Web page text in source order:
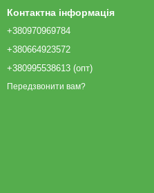
Контактна інформація
+380970969784
+380664923572
+380995538613 (опт)
Передзвонити вам?